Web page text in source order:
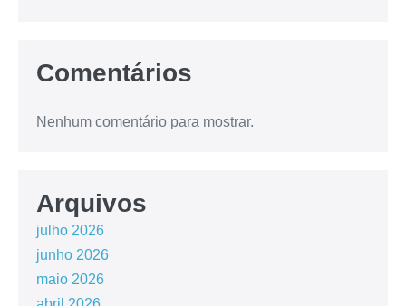
Comentários
Nenhum comentário para mostrar.
Arquivos
julho 2026
junho 2026
maio 2026